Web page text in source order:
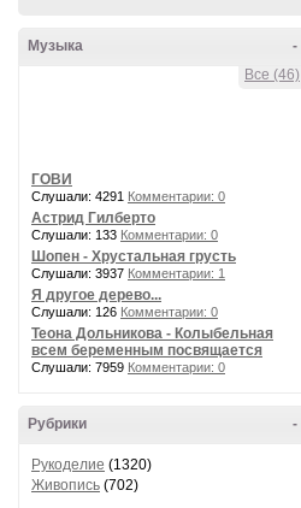
-
Музыка
Все (46)
ГОВИ
Слушали: 4291 Комментарии: 0
Астрид Гилберто
Слушали: 133 Комментарии: 0
Шопен - Хрустальная грусть
Слушали: 3937 Комментарии: 1
Я другое дерево...
Слушали: 126 Комментарии: 0
Теона Дольникова - Колыбельная
всем беременным посвящается
Слушали: 7959 Комментарии: 0
-
Рубрики
Рукоделие (1320)
Живопись (702)